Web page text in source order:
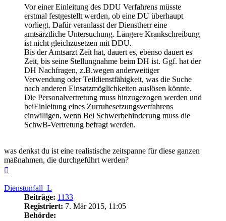
Vor einer Einleitung des DDU Verfahrens müsste
erstmal festgestellt werden, ob eine DU überhaupt
vorliegt. Dafür veranlasst der Dienstherr eine
amtsärztliche Untersuchung. Längere Krankschreibung
ist nicht gleichzusetzen mit DDU.
Bis der Amtsarzt Zeit hat, dauert es, ebenso dauert es
Zeit, bis seine Stellungnahme beim DH ist. Ggf. hat der
DH Nachfragen, z.B.wegen anderweitiger
Verwendung oder Teildienstfähigkeit, was die Suche
nach anderen Einsatzmöglichkeiten auslösen könnte.
Die Personalvertretung muss hinzugezogen werden und
beiEinleitung eines Zurruhesetzungsverfahrens
einwilligen, wenn Bei Schwerbehinderung muss die
SchwB-Vertretung befragt werden.
was denkst du ist eine realistische zeitspanne für diese ganzen
maßnahmen, die durchgeführt werden?
Dienstunfall_L
Beiträge: 1133
Registriert: 7. Mär 2015, 11:05
Behörde: